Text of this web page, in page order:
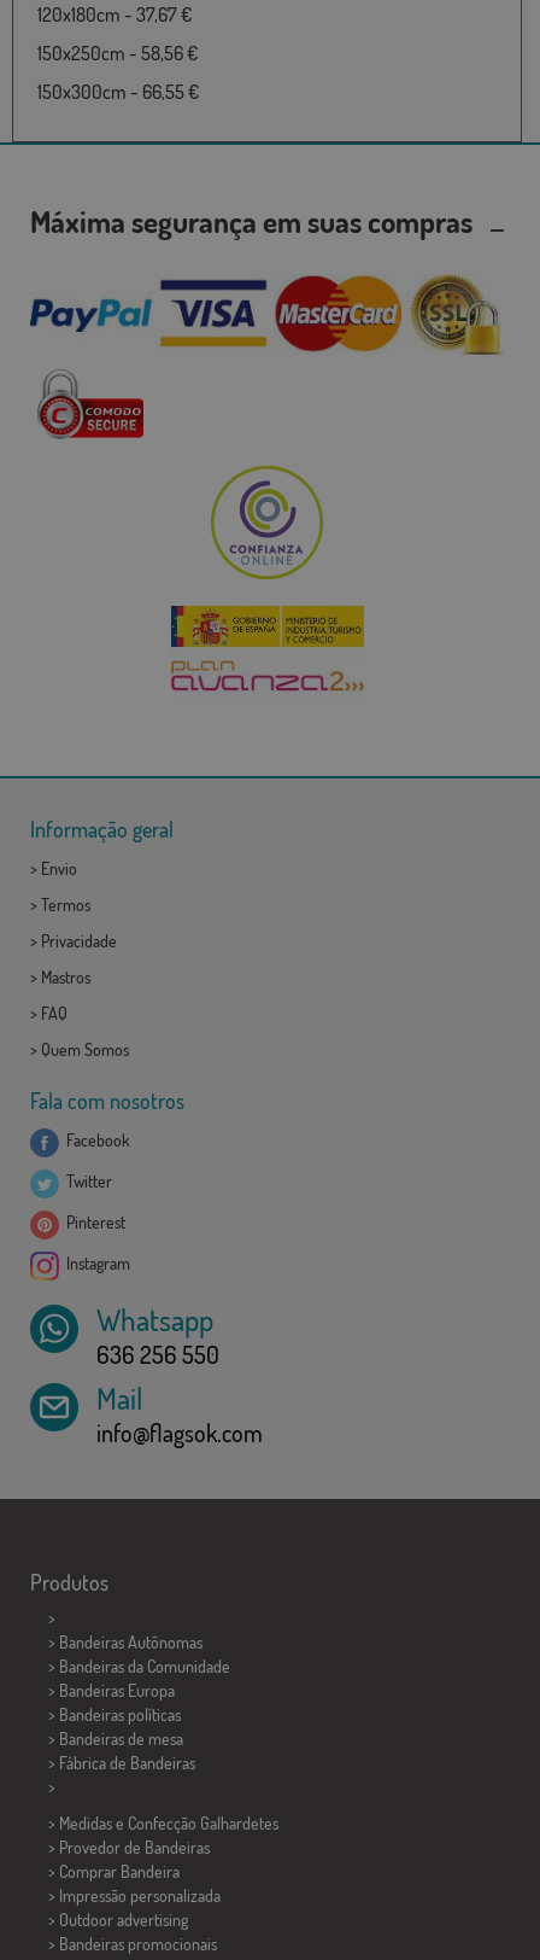
120x180cm - 37,67 €
150x250cm - 58,56 €
150x300cm - 66,55 €
Máxima segurança em suas compras
Informação geral
> Envio
> Termos
> Privacidade
> Mastros
> FAQ
> Quem Somos
Fala com nosotros
Facebook
Twitter
Pinterest
Instagram
Whatsapp
636 256 550
Mail
info@flagsok.com
Produtos
>
> Bandeiras Autônomas
> Bandeiras da Comunidade
> Bandeiras Europa
> Bandeiras políticas
> Bandeiras de mesa
> Fábrica de Bandeiras
>
> Medidas e Confecção Galhardetes
> Provedor de Bandeiras
> Comprar Bandeira
> Impressão personalizada
> Outdoor advertising
> Bandeiras promocionais